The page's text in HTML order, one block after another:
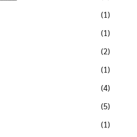
(1)
(1)
(2)
(1)
(4)
(5)
(1)